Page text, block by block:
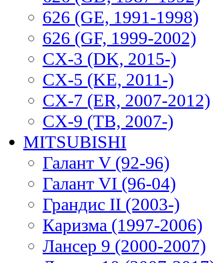
626 (GE, 1991-1998)
626 (GF, 1999-2002)
CX-3 (DK, 2015-)
CX-5 (KE, 2011-)
CX-7 (ER, 2007-2012)
CX-9 (TB, 2007-)
MITSUBISHI
Галант V (92-96)
Галант VI (96-04)
Грандис II (2003-)
Каризма (1997-2006)
Лансер 9 (2000-2007)